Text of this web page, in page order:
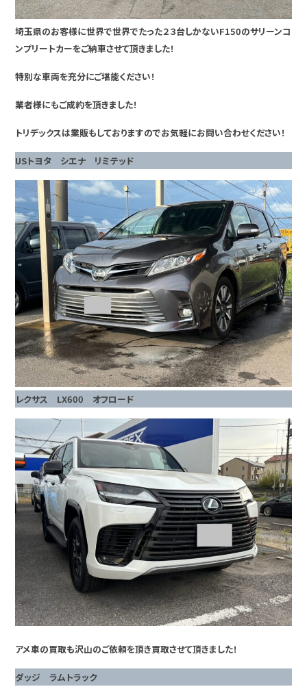
埼玉県のお客様に世界で世界でたった２３台しかないF150のサリーンコ
ンプリートカーをご納車させて頂きました！
特別な車両を充分にご堪能ください！
業者様にもご成約を頂きました！
トリデックスは業販もしておりますのでお気軽にお問い合わせください！
USトヨタ シエナ リミテッド
レクサス LX600 オフロード
アメ車の買取も沢山のご依頼を頂き買取させて頂きました！
ダッジ ラムトラック